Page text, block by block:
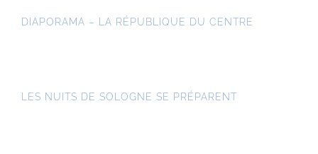
DIAPORAMA – LA RÉPUBLIQUE DU CENTRE
LES NUITS DE SOLOGNE SE PRÉPARENT